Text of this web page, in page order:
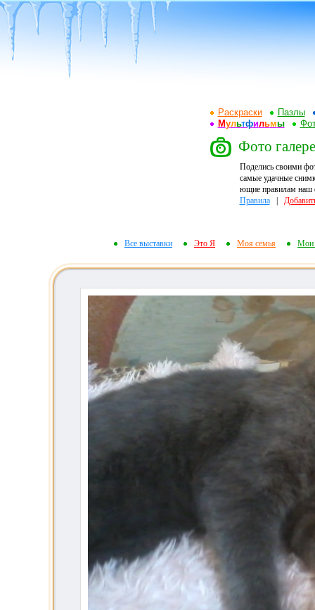
Раскраски
Пазлы
Мультфильмы
Фото
Поделись своими
самые удачные
ющие правилам наш
Правила|
Все выставки Это Я Моя семья Мои